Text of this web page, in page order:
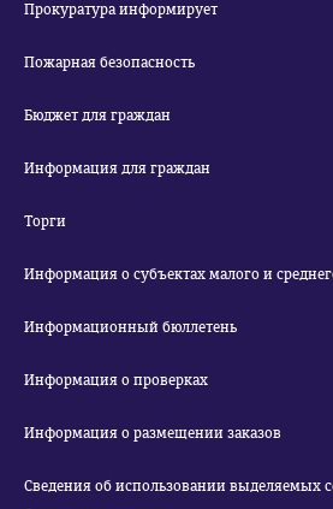
Прокуратура информирует
Пожарная безопасность
Бюджет для граждан
Информация для граждан
Торги
Информация о субъектах малого и
Информационный бюллетень
Информация о проверках
Информация о размещении заказов
Сведения об использовании выделяемых